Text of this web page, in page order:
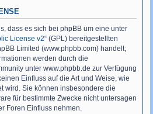
dass es sich bei phpBB um eine unter
License v2“ (GPL) bereitgestellten
Limited (www.phpbb.com) handelt;
werden durch die
unter www.phpbb.de zur Verfügung
Einfluss auf die Art und Weise, wie
wird. Sie können insbesondere die
für bestimmte Zwecke nicht untersagen
Foren Einfluss nehmen.